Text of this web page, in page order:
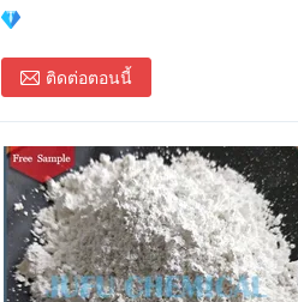
ติดต่อตอนนี้